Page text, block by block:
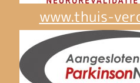
www.thuis-